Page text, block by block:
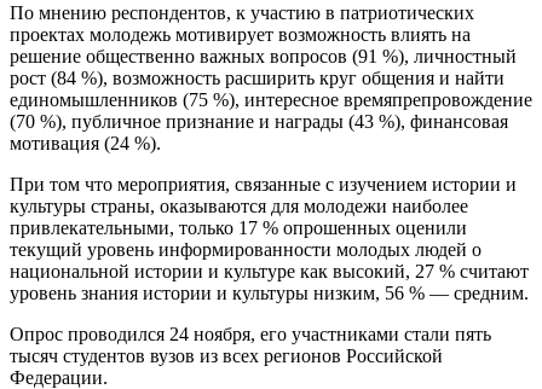
По мнению респондентов, к участию в патриотических
проектах молодежь мотивирует возможность влиять на
решение общественно важных вопросов (91 %), личностный
рост (84 %), возможность расширить круг общения и найти
единомышленников (75 %), интересное времяпрепровождение
(70 %), публичное признание и награды (43 %), финансовая
мотивация (24 %).
При том что мероприятия, связанные с изучением истории и
культуры страны, оказываются для молодежи наиболее
привлекательными, только 17 % опрошенных оценили
текущий уровень информированности молодых людей о
национальной истории и культуре как высокий, 27 % считают
уровень знания истории и культуры низким, 56 % — средним.
Опрос проводился 24 ноября, его участниками стали пять
тысяч студентов вузов из всех регионов Российской
Федерации.